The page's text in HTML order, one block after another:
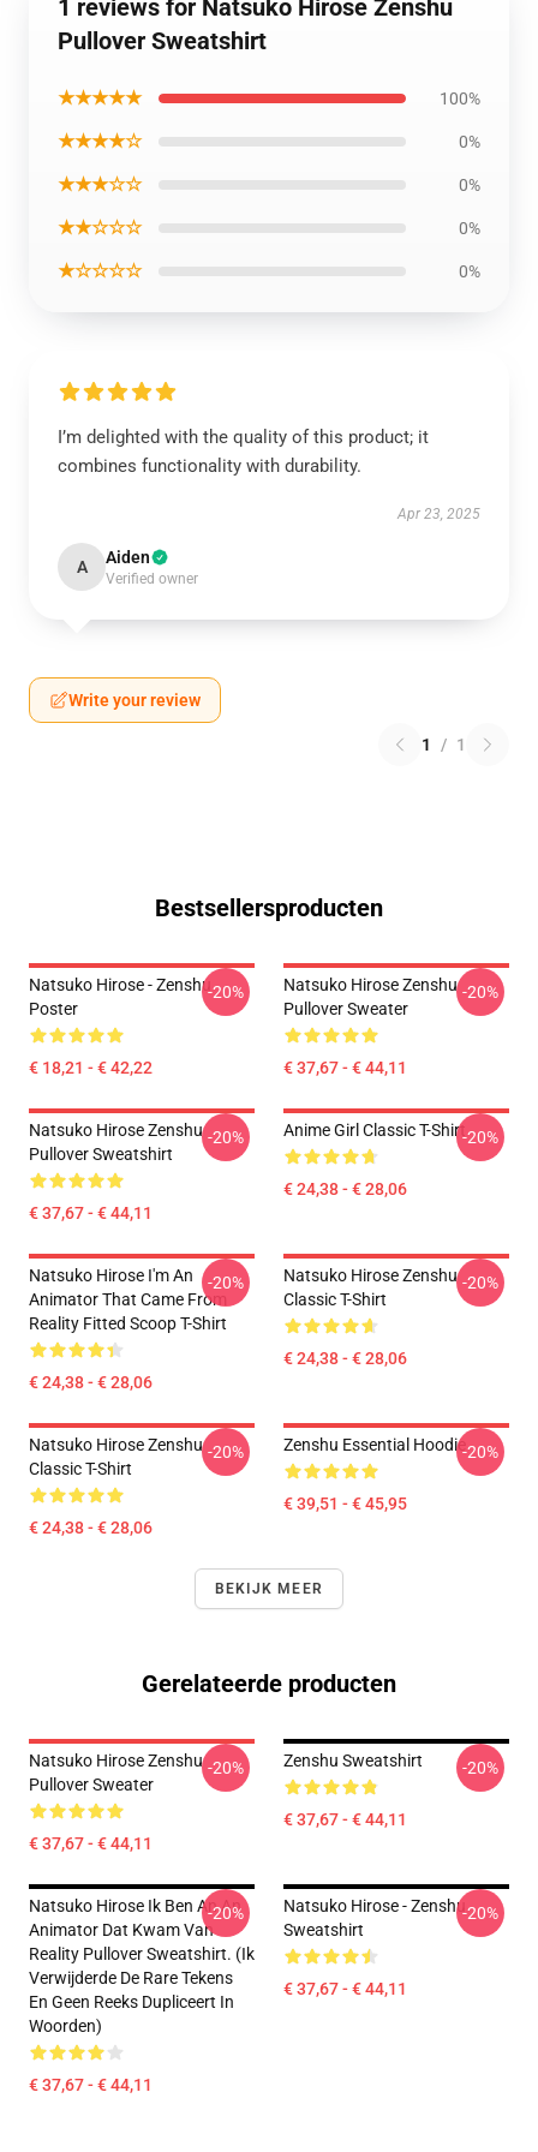
1 reviews for Natsuko Hirose Zenshu
Pullover Sweatshirt
★★★★★ 100%
★★★★☆ 0%
★★★☆☆ 0%
★★☆☆☆ 0%
★☆☆☆☆ 0%
I’m delighted with the quality of this product; it
combines functionality with durability.
Apr 23, 2025
A Aiden
Verified owner
Write your review
1 / 1
Bestsellersproducten
Natsuko Hirose - Zenshu
Poster
€ 18,21 - € 42,22
-20%
Natsuko Hirose Zenshu
Pullover Sweater
€ 37,67 - € 44,11
-20%
Natsuko Hirose Zenshu
Pullover Sweatshirt
€ 37,67 - € 44,11
-20% Anime Girl Classic T-Shirt
€ 24,38 - € 28,06
-20%
Natsuko Hirose I'm An
Animator That Came From
Reality Fitted Scoop T-Shirt
€ 24,38 - € 28,06
-20%
Natsuko Hirose Zenshu
Classic T-Shirt
€ 24,38 - € 28,06
-20%
Natsuko Hirose Zenshu
Classic T-Shirt
€ 24,38 - € 28,06
-20% Zenshu Essential Hoodie
€ 39,51 - € 45,95
-20%
BEKIJK MEER
Gerelateerde producten
Natsuko Hirose Zenshu
Pullover Sweater
€ 37,67 - € 44,11
-20% Zenshu Sweatshirt
€ 37,67 - € 44,11
-20%
Natsuko Hirose Ik Ben An An
Animator Dat Kwam Van
Reality Pullover Sweatshirt. (Ik
Verwijderde De Rare Tekens
En Geen Reeks Dupliceert In
Woorden)
€ 37,67 - € 44,11
-20%
Natsuko Hirose - Zenshu
Sweatshirt
€ 37,67 - € 44,11
-20%